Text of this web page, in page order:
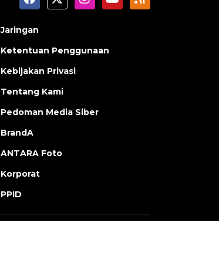
Jaringan
Ketentuan Penggunaan
Kebijakan Privasi
Tentang Kami
Pedoman Media Siber
BrandA
ANTARA Foto
Korporat
PPID